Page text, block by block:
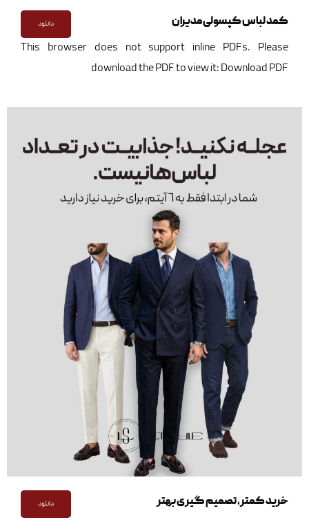
کمد لباس کپسولی مدیران دانلود
This browser does not support inline PDFs. Please
download the PDF to view it:Download PDF
خرید کمتر، تصمیم گیری بهتر دانلود